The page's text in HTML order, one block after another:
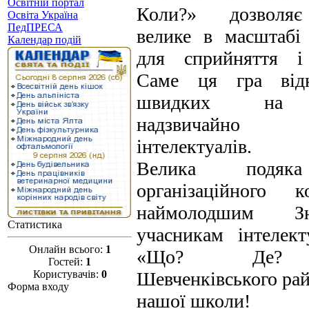
Освіта Україна
ПедПРЕСА
Календар подій
Статистика
Онлайн всього: 1
Гостей: 1
Користувачів: 0
Форма входу
Коли?»
велике в масштабі
для сприйняття і
Саме ця гра
швидких на
надзвичайно
інтелектуалів.
Велика
організаційного
наймолодшим
учасникам
«Що? Де?
Шевченківського
нашої школи!